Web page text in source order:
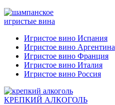
игристые вина
Игристое вино Испания
Игристое вино Аргентина
Игристое вино Франция
Игристое вино Италия
Игристое вино Россия
КРЕПКИЙ АЛКОГОЛЬ